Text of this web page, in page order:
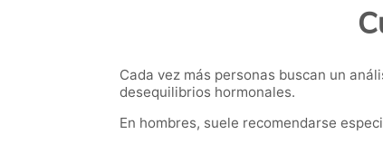
Cada vez más personas buscan un
desequilibrios hormonales.
En hombres, suele recomendarse